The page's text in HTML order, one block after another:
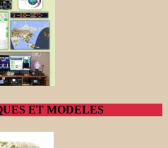
ET MODELES